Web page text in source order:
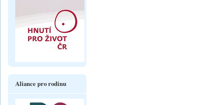
Aliance pro rodinu